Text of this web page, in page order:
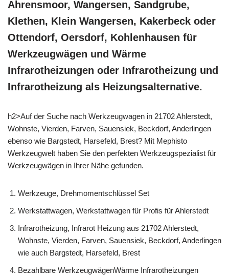
Ahrensmoor, Wangersen, Sandgrube,
Klethen, Klein Wangersen, Kakerbeck oder
Ottendorf, Oersdorf, Kohlenhausen für
Werkzeugwägen und Wärme
Infrarotheizungen oder Infrarotheizung und
Infrarotheizung als Heizungsalternative.
h2>Auf der Suche nach Werkzeugwagen in 21702 Ahlerstedt,
Wohnste, Vierden, Farven, Sauensiek, Beckdorf, Anderlingen
ebenso wie Bargstedt, Harsefeld, Brest? Mit Mephisto
Werkzeugwelt haben Sie den perfekten Werkzeugspezialist für
Werkzeugwägen in Ihrer Nähe gefunden.
Werkzeuge, Drehmomentschlüssel Set
Werkstattwagen, Werkstattwagen für Profis für Ahlerstedt
Infrarotheizung, Infrarot Heizung aus 21702 Ahlerstedt,
Wohnste, Vierden, Farven, Sauensiek, Beckdorf, Anderlingen
wie auch Bargstedt, Harsefeld, Brest
Bezahlbare WerkzeugwägenWärme Infrarotheizungen